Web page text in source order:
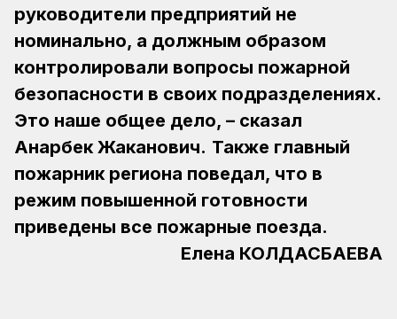
руководители предприятий не
номинально, а должным образом
контролировали вопросы пожарной
безопасности в своих подразделениях.
Это наше общее дело, – сказал
Анарбек Жаканович. Также главный
пожарник региона поведал, что в
режим повышенной готовности
приведены все пожарные поезда.
Елена КОЛДАСБАЕВА